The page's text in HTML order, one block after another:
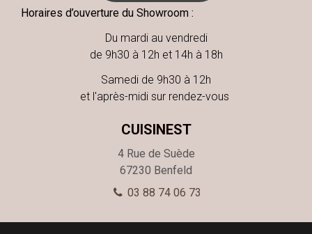
Horaires d’ouverture du Showroom :
Du mardi au vendredi
de 9h30 à 12h et 14h à 18h
Samedi de 9h30 à 12h
et l'après-midi sur rendez-vous
CUISINEST
4 Rue de Suède
67230 Benfeld
03 88 74 06 73